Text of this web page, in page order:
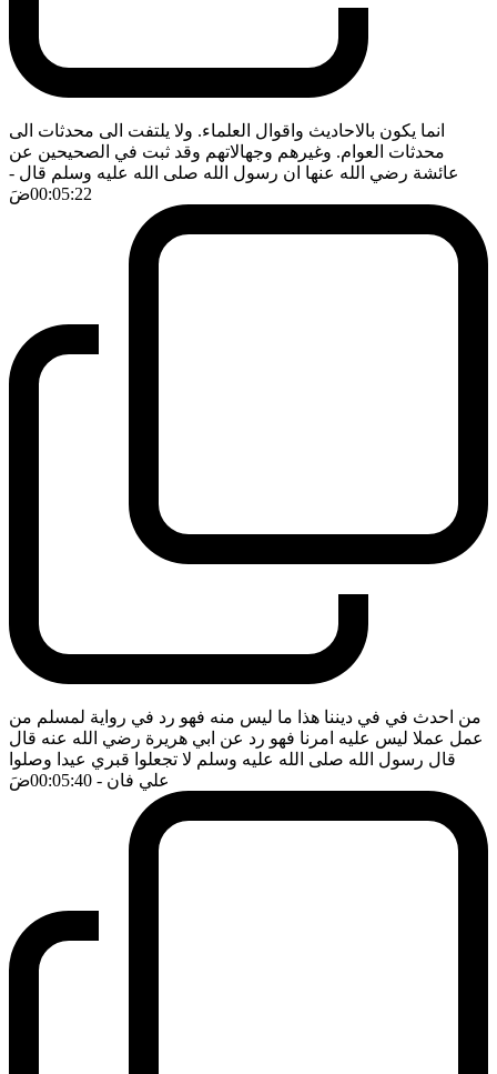
انما يكون بالاحاديث واقوال العلماء. ولا يلتفت الى محدثات الى
محدثات العوام. وغيرهم وجهالاتهم وقد ثبت في الصحيحين عن
عائشة رضي الله عنها ان رسول الله صلى الله عليه وسلم قال -
00:05:22ضَ
من احدث في في ديننا هذا ما ليس منه فهو رد في رواية لمسلم من
عمل عملا ليس عليه امرنا فهو رد عن ابي هريرة رضي الله عنه قال
قال رسول الله صلى الله عليه وسلم لا تجعلوا قبري عيدا وصلوا
علي فان - 00:05:40 ضَ